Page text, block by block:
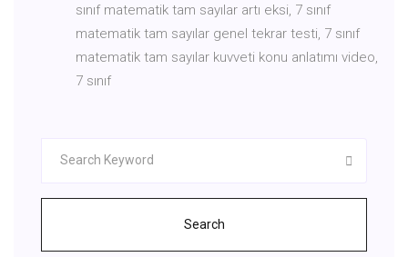
sınıf matematik tam sayılar artı eksi, 7 sınıf
matematik tam sayılar genel tekrar testi, 7 sınıf
matematik tam sayılar kuvveti konu anlatımı video,
7 sınıf
Search